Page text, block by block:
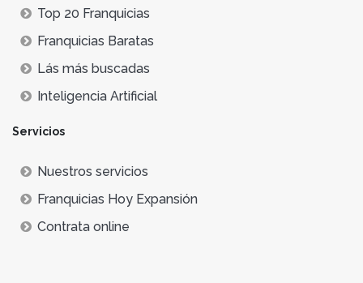
Top 20 Franquicias
Franquicias Baratas
Lás más buscadas
Inteligencia Artificial
Servicios
Nuestros servicios
Franquicias Hoy Expansión
Contrata online